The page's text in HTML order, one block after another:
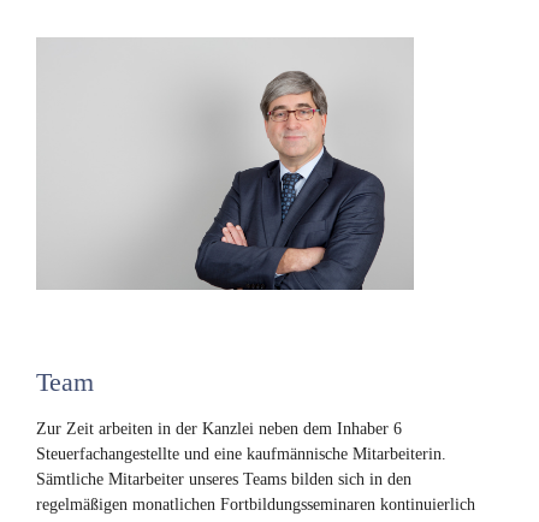
Team
Zur Zeit arbeiten in der Kanzlei neben dem Inhaber 6
Steuerfachangestellte und eine kaufmännische Mitarbeiterin.
Sämtliche Mitarbeiter unseres Teams bilden sich in den
regelmäßigen monatlichen Fortbildungsseminaren kontinuierlich